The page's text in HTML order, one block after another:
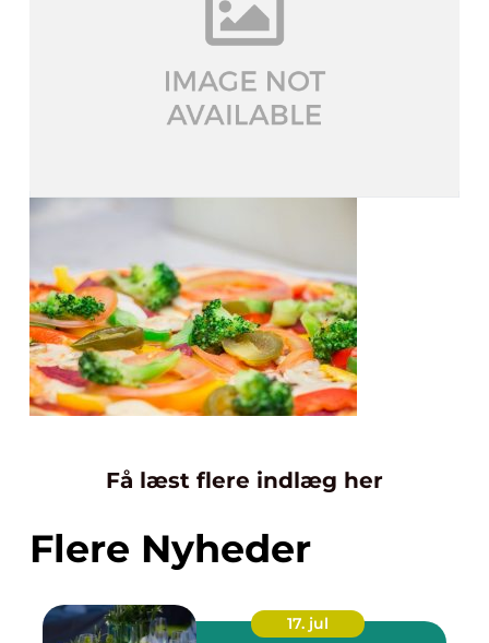
Få læst flere indlæg her
Flere Nyheder
17. jul